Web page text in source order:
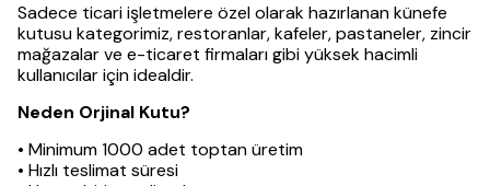
Sadece ticari işletmelere özel olarak hazırlanan künefe
kutusu kategorimiz, restoranlar, kafeler, pastaneler, zincir
mağazalar ve e-ticaret firmaları gibi yüksek hacimli
kullanıcılar için idealdir.
Neden Orjinal Kutu?
• Minimum 1000 adet toptan üretim
• Hızlı teslimat süresi